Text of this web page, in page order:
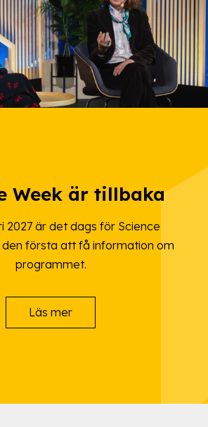
Week är tillbaka
2027 är det dags för Science
den första att få information om
programmet.
Läs mer